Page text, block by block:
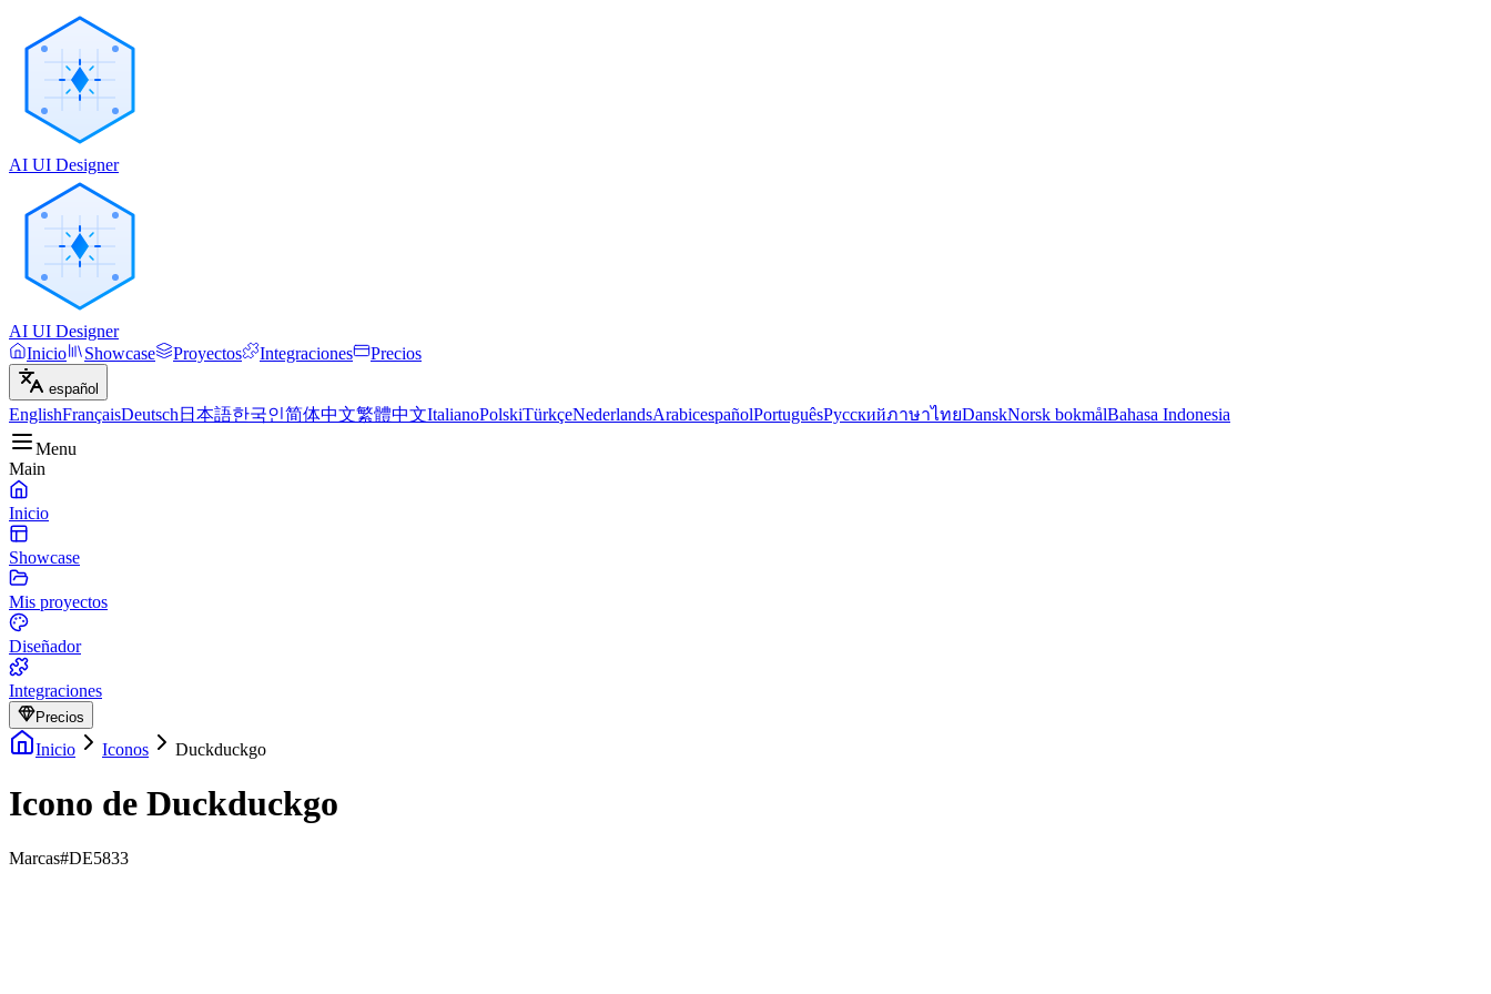
AI UI Designer
AI UI Designer
Inicio
Showcase Proyectos Integraciones Precios
español
EnglishFrançaisDeutsch 日本語한국인简体中文繁體中文ItalianoPolskiTürkçeNederlandsArabicespañolPortuguêsРусскийภาษาไทยDanskNorsk bokmålBahasa Indonesia
Menu
Main
Inicio
Showcase
Mis proyectos
Diseñador
Integraciones
Precios
Inicio Iconos Duckduckgo
Icono de Duckduckgo
Marcas#DE5833